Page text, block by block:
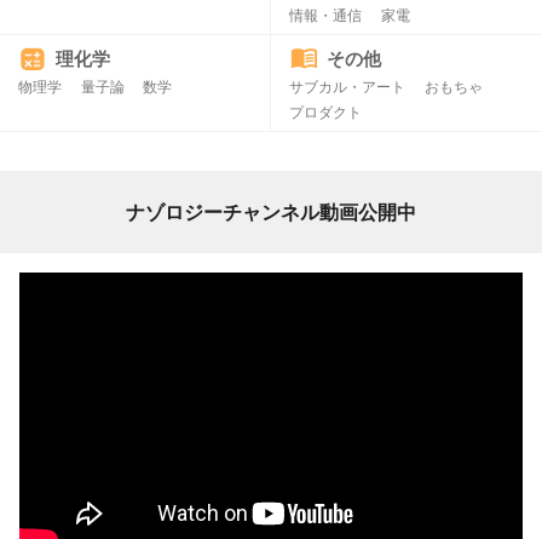
情報・通信
家電
理化学
物理学 量子論 数学
その他
サブカル・アート
おもちゃ
プロダクト
ナゾロジーチャンネル動画公開中